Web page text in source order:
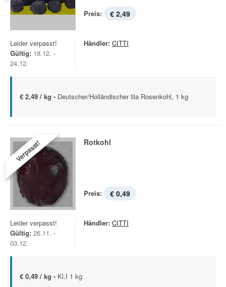
Preis: € 2,49
Leider verpasst!
Gültig: 18.12. -
24.12.
Händler: CITTI
€ 2,49 / kg - Deutscher/Holländischer lila Rosenkohl, 1 kg
Verpasst! Rotkohl
Preis: € 0,49
Leider verpasst!
Gültig: 26.11. -
03.12.
Händler: CITTI
€ 0,49 / kg - Kl.I 1 kg